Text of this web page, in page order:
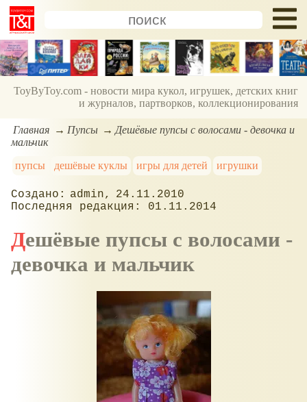
ToyByToy.com - новости мира кукол, игрушек, детских книг
и журналов, партворков, коллекционирования
Главная Пупсы
Дешёвые пупсы с волосами - девочка и
мальчик
пупсы
дешёвые куклы игры для детей игрушки
admin
24.11.2010
01.11.2014
Дешёвые пупсы с волосами -
девочка и мальчик